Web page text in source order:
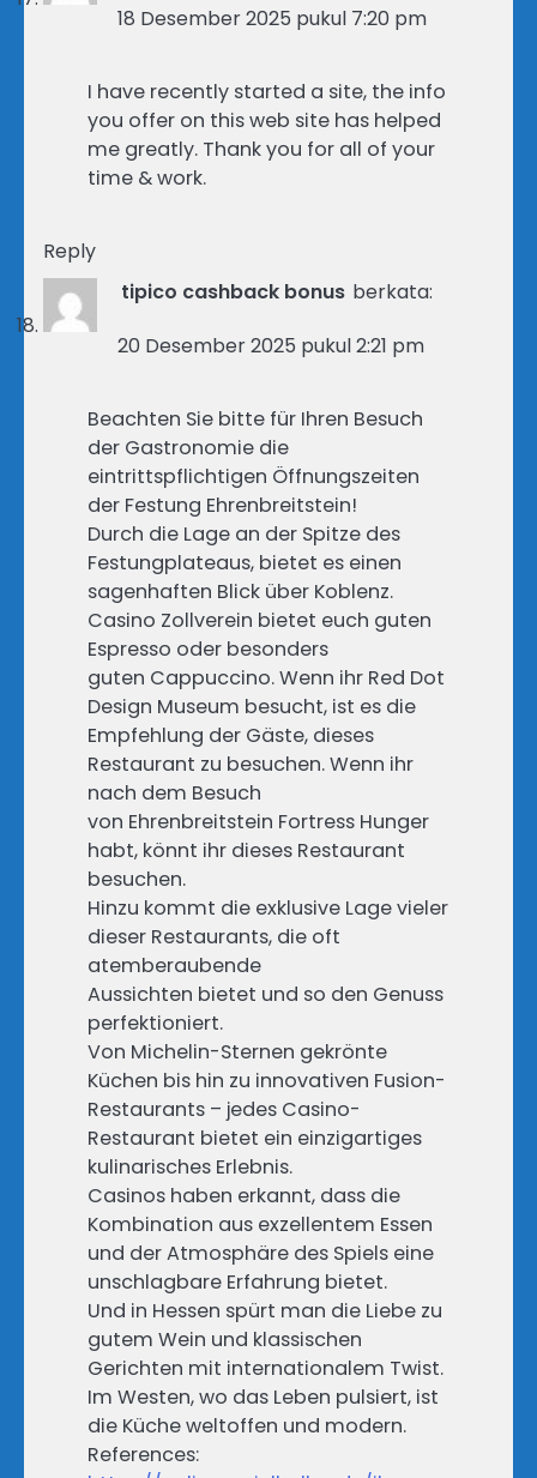
18 Desember 2025 pukul 7:20 pm
I have recently started a site, the info
you offer on this web site has helped
me greatly. Thank you for all of your
time & work.
Reply
tipico cashback bonus berkata:
20 Desember 2025 pukul 2:21 pm
Beachten Sie bitte für Ihren Besuch
der Gastronomie die
eintrittspflichtigen Öffnungszeiten
der Festung Ehrenbreitstein!
Durch die Lage an der Spitze des
Festungplateaus, bietet es einen
sagenhaften Blick über Koblenz.
Casino Zollverein bietet euch guten
Espresso oder besonders
guten Cappuccino. Wenn ihr Red Dot
Design Museum besucht, ist es die
Empfehlung der Gäste, dieses
Restaurant zu besuchen. Wenn ihr
nach dem Besuch
von Ehrenbreitstein Fortress Hunger
habt, könnt ihr dieses Restaurant
besuchen.
Hinzu kommt die exklusive Lage vieler
dieser Restaurants, die oft
atemberaubende
Aussichten bietet und so den Genuss
perfektioniert.
Von Michelin-Sternen gekrönte
Küchen bis hin zu innovativen Fusion-
Restaurants – jedes Casino-
Restaurant bietet ein einzigartiges
kulinarisches Erlebnis.
Casinos haben erkannt, dass die
Kombination aus exzellentem Essen
und der Atmosphäre des Spiels eine
unschlagbare Erfahrung bietet.
Und in Hessen spürt man die Liebe zu
gutem Wein und klassischen
Gerichten mit internationalem Twist.
Im Westen, wo das Leben pulsiert, ist
die Küche weltoffen und modern.
References: